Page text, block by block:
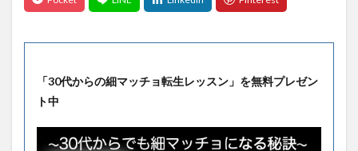
「30代からの細マッチョ転生レッスン」を無料プレゼン
ト中